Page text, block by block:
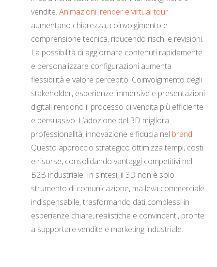
vendite. Animazioni, render e virtual tour
aumentano chiarezza, coinvolgimento e
comprensione tecnica, riducendo rischi e revisioni.
La possibilità di aggiornare contenuti rapidamente
e personalizzare configurazioni aumenta
flessibilità e valore percepito. Coinvolgimento degli
stakeholder, esperienze immersive e presentazioni
digitali rendono il processo di vendita più efficiente
e persuasivo. L’adozione del 3D migliora
professionalità, innovazione e fiducia nel brand.
Questo approccio strategico ottimizza tempi, costi
e risorse, consolidando vantaggi competitivi nel
B2B industriale. In sintesi, il 3D non è solo
strumento di comunicazione, ma leva commerciale
indispensabile, trasformando dati complessi in
esperienze chiare, realistiche e convincenti, pronte
a supportare vendite e marketing industriale.